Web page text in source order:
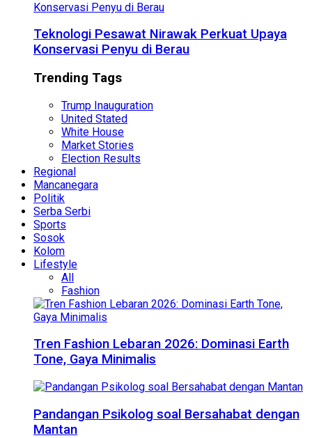
Teknologi Pesawat Nirawak Perkuat Upaya
Konservasi Penyu di Berau
Trending Tags
Trump Inauguration
United Stated
White House
Market Stories
Election Results
Regional
Mancanegara
Politik
Serba Serbi
Sports
Sosok
Kolom
Lifestyle
All
Fashion
Tren Fashion Lebaran 2026: Dominasi Earth
Tone, Gaya Minimalis
Pandangan Psikolog soal Bersahabat dengan
Mantan